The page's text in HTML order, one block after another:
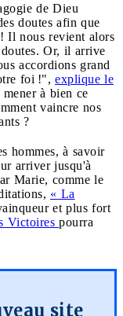
de Dieu
doutes afin que
Il nous revient alors
Or, il arrive
accordions grand
foi !", explique le
à bien ce
vaincre nos
?
hommes, à savoir
arriver jusqu'à
Marie, comme le
« La
et plus fort
Victoires pourra
site